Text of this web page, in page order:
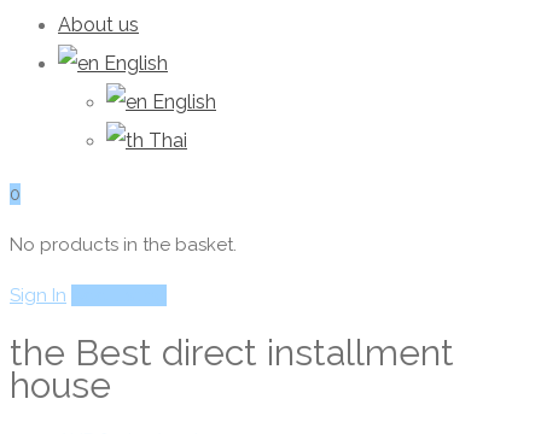
About us
English
English
Thai
0
No products in the basket.
Sign In
the Best direct installment
house